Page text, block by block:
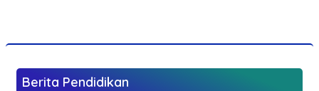
Berita Pendidikan